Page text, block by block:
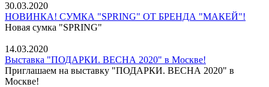
30.03.2020
НОВИНКА! СУМКА "SPRING" ОТ БРЕНДА "МАКЕЙ"!
Новая сумка "SPRING"
14.03.2020
Выставка "ПОДАРКИ. ВЕСНА 2020" в Москве!
Приглашаем на выставку "ПОДАРКИ. ВЕСНА 2020" в
Москве!